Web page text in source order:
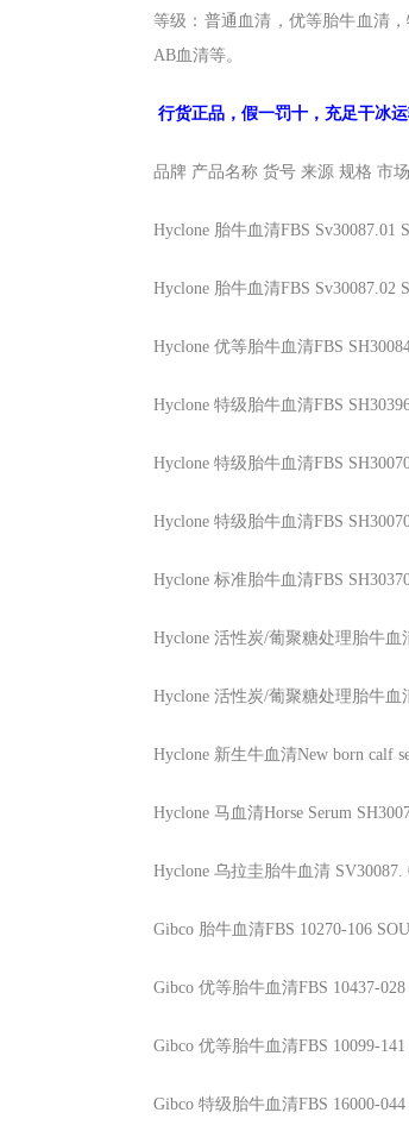
等级：普通血清，优等胎牛血清
AB血清等。
行货正品，假一罚十，充足干冰
品牌 产品名称 货号 来源 规格 市
Hyclone 胎牛血清FBS Sv30087.01
Hyclone 胎牛血清FBS Sv30087.02
Hyclone 优等胎牛血清FBS
Hyclone 特级胎牛血清FBS
Hyclone 特级胎牛血清FBS
Hyclone 特级胎牛血清FBS
Hyclone 标准胎牛血清FBS
Hyclone 活性炭/葡聚糖处理胎牛血
Hyclone 活性炭/葡聚糖处理胎牛血
Hyclone 新生牛血清New born calf
Hyclone 马血清Horse Serum
Hyclone 乌拉圭胎牛血清 SV30087.
Gibco 胎牛血清FBS 10270-106
Gibco 优等胎牛血清FBS 10437-028
Gibco 优等胎牛血清FBS 10099-141
Gibco 特级胎牛血清FBS 16000-044